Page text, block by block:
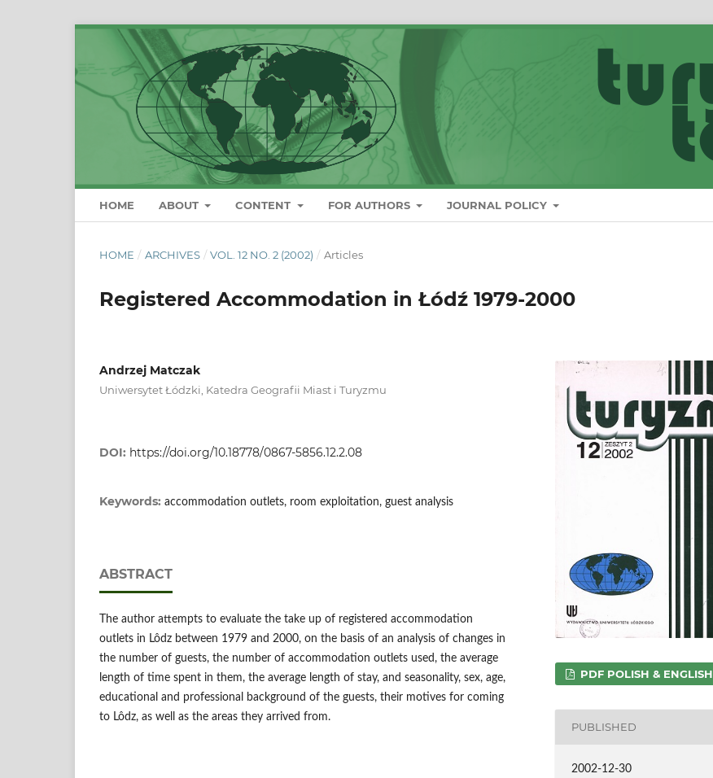
HOME ABOUT CONTENT FOR AUTHORS JOURNAL POLICY
HOME / ARCHIVES / VOL. 12 NO. 2 (2002) / Articles
Registered Accommodation in Łódź 1979-2000
Andrzej Matczak
Uniwersytet Łódzki, Katedra Geografii Miast i Turyzmu
DOI: https://doi.org/10.18778/0867-5856.12.2.08
Keywords: accommodation outlets, room exploitation, guest analysis
ABSTRACT
The author attempts to evaluate the take up of registered accommodation
outlets in Lôdz between 1979 and 2000, on the basis of an analysis of changes in
the number of guests, the number of accommodation outlets used, the average
length of time spent in them, the average length of stay, and seasonality, sex, age,
educational and professional background of the guests, their motives for coming
to Lôdz, as well as the areas they arrived from.
PDF POLISH & ENGLISH
PUBLISHED
2002-12-30